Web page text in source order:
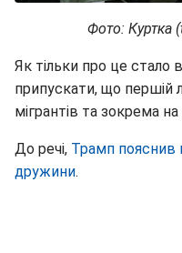
Фото: Куртка
Як тільки про це стало
припускати, що першій
мігрантів та зокрема на
До речі, Трамп пояснив
дружини.